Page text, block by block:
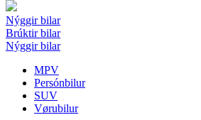
Nýggir bilar
Brúktir bilar
Nýggir bilar
MPV
Persónbilur
SUV
Vørubilur